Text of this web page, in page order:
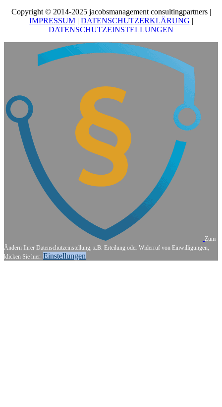
Copyright © 2014-2025 jacobsmanagement consultingpartners |
IMPRESSUM| DATENSCHUTZERKLÄRUNG |
DATENSCHUTZEINSTELLUNGEN
Zum
Ändern Ihrer Datenschutzeinstellung, z.B. Erteilung oder Widerruf von Einwilligungen,
klicken Sie hier: Einstellungen